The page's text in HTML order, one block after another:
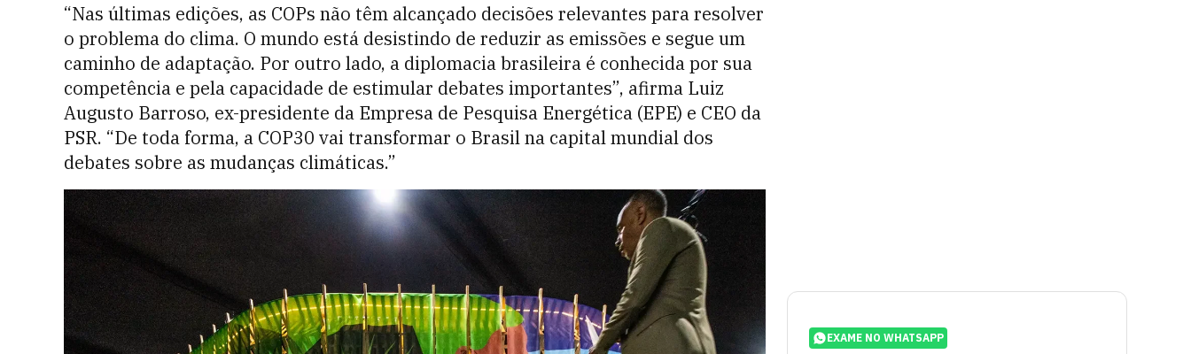
“Nas últimas edições, as COPs não têm alcançado decisões relevantes para resolver
o problema do clima. O mundo está desistindo de reduzir as emissões e segue um
caminho de adaptação. Por outro lado, a diplomacia brasileira é conhecida por sua
competência e pela capacidade de estimular debates importantes”, afirma Luiz
Augusto Barroso, ex-presidente da Empresa de Pesquisa Energética (EPE) e CEO da
PSR. “De toda forma, a COP30 vai transformar o Brasil na capital mundial dos
debates sobre as mudanças climáticas.”
EXAME NO WHATSAPP